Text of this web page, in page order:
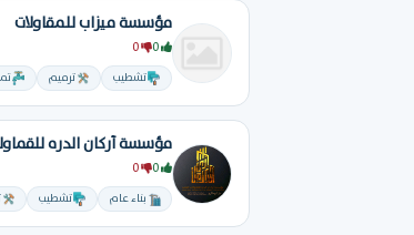
مؤسسة ميزاب للمقاولات
تشطيب ترميم
مؤسسة أركان الدره
بناء عام تشطيب